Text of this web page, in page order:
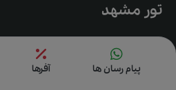
تور مشهد
تور مشهد
تور مشهد لحظه آخری
قیمت ها
پیام رسان ها آفرها